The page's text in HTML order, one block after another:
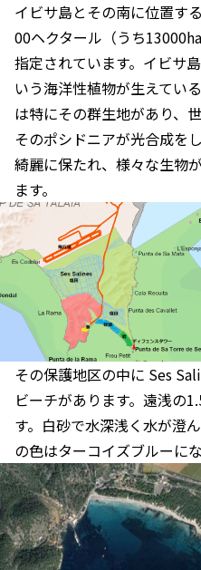
イビサ島とその南に位置す
00ヘクタール（うち
指定されています。イビサ
いう海洋性植物が生えてい
は特にその群生地があり、
そのポシドニアが光合成を
綺麗に保たれ、様々な生物
ます。
その保護地区の中に Ses
ビーチがあります。遠浅の
す。白砂で水深浅く水が澄
の色はターコイズブルーにな